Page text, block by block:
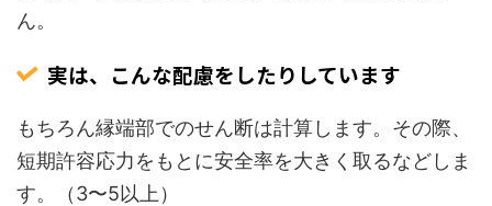
ん。
実は、こんな配慮をしたりしています
もちろん縁端部でのせん断は計算します。その際、
短期許容応力をもとに安全率を大きく取るなどしま
す。（3〜5以上）